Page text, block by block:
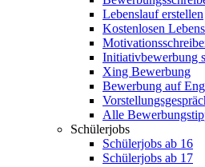
Lebenslauf erstellen
Kostenlosen
Initiativbewerbung
Xing Bewerbung
Bewerbung auf
Alle
Schülerjobs
Schülerjobs ab 16
Schülerjobs ab 17